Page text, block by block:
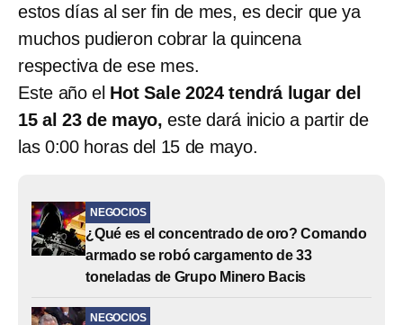
estos días al ser fin de mes, es decir que ya
muchos pudieron cobrar la quincena
respectiva de ese mes.
Este año el Hot Sale 2024 tendrá lugar del
15 al 23 de mayo, este dará inicio a partir de
las 0:00 horas del 15 de mayo.
NEGOCIOS
¿Qué es el concentrado de oro? Comando
armado se robó cargamento de 33
toneladas de Grupo Minero Bacis
NEGOCIOS